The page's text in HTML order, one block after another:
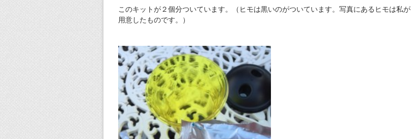
このキットが２個分ついています。（ヒモは黒いのがついています。写真にあるヒモは私が
用意したものです。）